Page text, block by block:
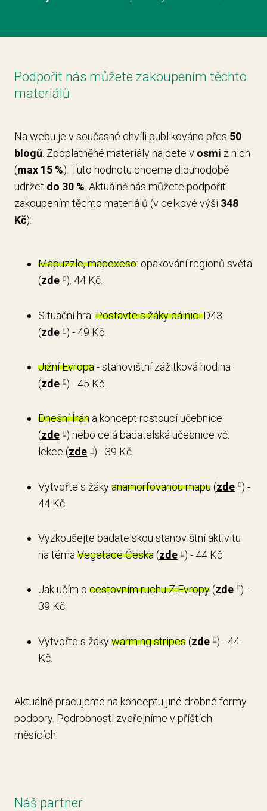
Podpořit nás můžete zakoupením těchto
materiálů
Na webu je v současné chvíli publikováno přes 50
blogů . Zpoplatněné materiály najdete v osmi z nich
(max 15 %). Tuto hodnotu chceme dlouhodobě
udržet do 30 % . Aktuálně nás můžete podpořit
zakoupením těchto materiálů (v celkové výši 348
Kč):
Mapuzzle, mapexeso: opakování regionů světa
(zde ). 44 Kč.
Situační hra: Postavte s žáky dálniciD43
(zde ) - 49 Kč.
Jižní Evropa- stanovištní zážitková hodina
(zde ) - 45 Kč.
Dnešní Írán a koncept rostoucí učebnice
(zde ) nebo celá badatelská učebnice vč.
lekce (zde ) - 39 Kč.
Vytvořte s žákyanamorfovanou mapu(zde ) -
44 Kč.
Vyzkoušejte badatelskou stanovištní aktivitu
na téma Vegetace Česka(zde ) - 44 Kč.
Jak učím o cestovním ruchu Z Evropy(zde ) -
39 Kč.
Vytvořte s žákywarming stripes(zde ) - 44
Kč.
Aktuálně pracujeme na konceptu jiné drobné formy
podpory. Podrobnosti zveřejníme v příštích
měsících.
Náš partner